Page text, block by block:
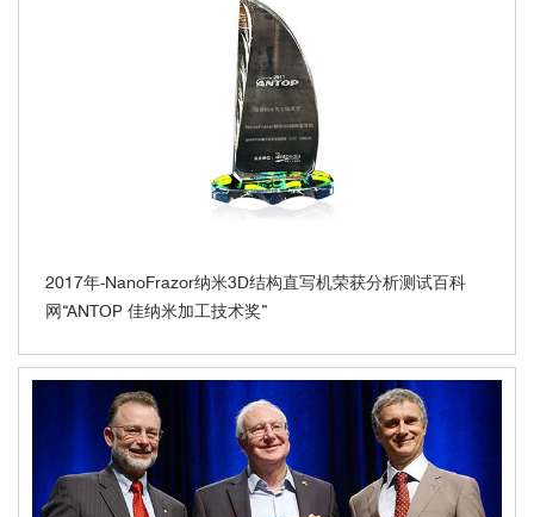
2017年-NanoFrazor纳米3D结构直写机荣获分析测试百科
网“ANTOP 佳纳米加工技术奖”